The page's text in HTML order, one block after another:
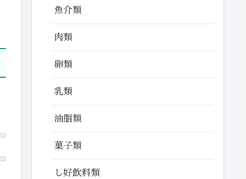
魚介類
肉類
卵類
乳類
油脂類
菓子類
し好飲料類